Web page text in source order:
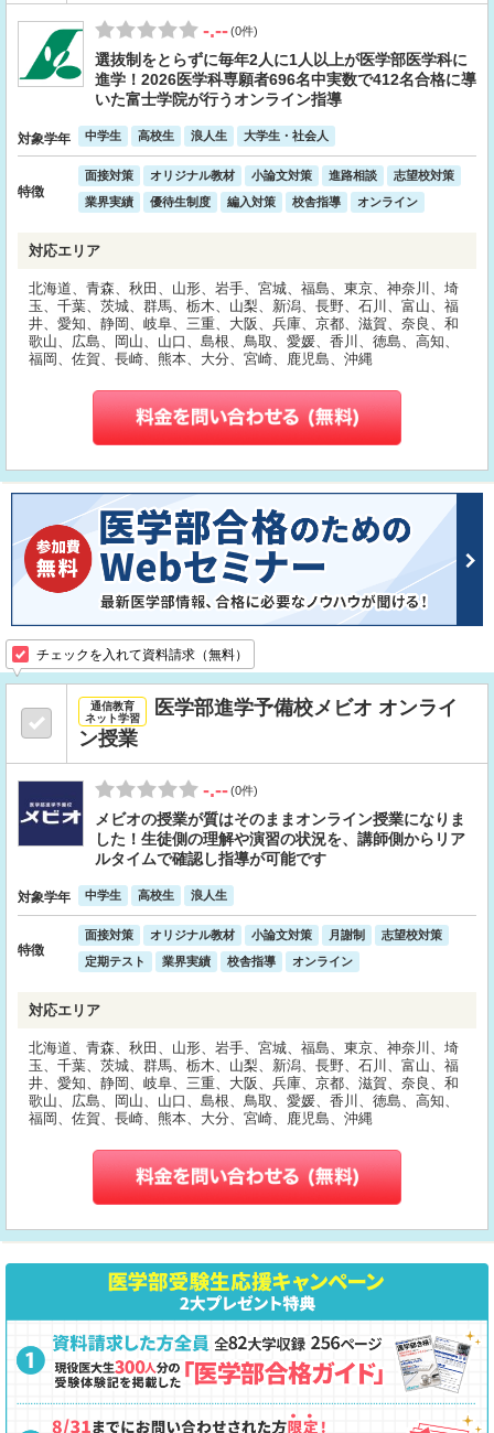
-.--(0件)
選抜制をとらずに毎年2人に1人以上が医学部医学科に
進学！2026医学科専願者696名中実数で412名合格に導
いた富士学院が行うオンライン指導
対象学年 中学生 高校生 浪人生 大学生・社会人
特徴
面接対策 オリジナル教材 小論文対策 進路相談
志望校対策
業界実績
優待生制度 編入対策 校舎指導 オンライン
対応エリア
北海道、青森、秋田、山形、岩手、宮城、福島、東京、神奈川、埼
玉、千葉、茨城、群馬、栃木、山梨、新潟、長野、石川、富山、福
井、愛知、静岡、岐阜、三重、大阪、兵庫、京都、滋賀、奈良、和
歌山、広島、岡山、山口、島根、鳥取、愛媛、香川、徳島、高知、
福岡、佐賀、長崎、熊本、大分、宮崎、鹿児島、沖縄
チェックを入れて資料請求（無料）
通信教育
ネット学習
医学部進学予備校メビオ オンライ
ン授業
-.--(0件)
メビオの授業が質はそのままオンライン授業になりま
した！生徒側の理解や演習の状況を、講師側からリア
ルタイムで確認し指導が可能です
対象学年 中学生 高校生 浪人生
特徴
面接対策 オリジナル教材 小論文対策 月謝制
志望校対策
定期テスト
業界実績 校舎指導 オンライン
対応エリア
北海道、青森、秋田、山形、岩手、宮城、福島、東京、神奈川、埼
玉、千葉、茨城、群馬、栃木、山梨、新潟、長野、石川、富山、福
井、愛知、静岡、岐阜、三重、大阪、兵庫、京都、滋賀、奈良、和
歌山、広島、岡山、山口、島根、鳥取、愛媛、香川、徳島、高知、
福岡、佐賀、長崎、熊本、大分、宮崎、鹿児島、沖縄